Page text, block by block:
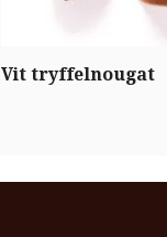
Vit tryffelnougat